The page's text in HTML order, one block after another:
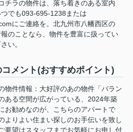
チラの物件は、落ち着きのある室内
でも093-695-1238または
にご連絡を。北九州市八幡西区の
のことなら、物件を豊富に扱ってい
い。
メント(おすすめポイント)
物件情報：大好評のあの物件「バラン
る空間が広がっている、2024年築
お勧めなのが、こちらのアパートで
よりよい住まい探しのお手伝いを致し
要望はスタッフまでお気軽にお申し付